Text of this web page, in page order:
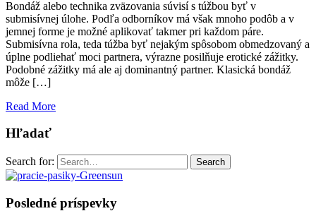
Bondáž alebo technika zväzovania súvisí s túžbou byť v
submisívnej úlohe. Podľa odborníkov má však mnoho podôb a v
jemnej forme je možné aplikovať takmer pri každom páre.
Submisívna rola, teda túžba byť nejakým spôsobom obmedzovaný a
úplne podliehať moci partnera, výrazne posilňuje erotické zážitky.
Podobné zážitky má ale aj dominantný partner. Klasická bondáž
môže […]
Read More
Hľadať
Search for: Search
Posledné príspevky